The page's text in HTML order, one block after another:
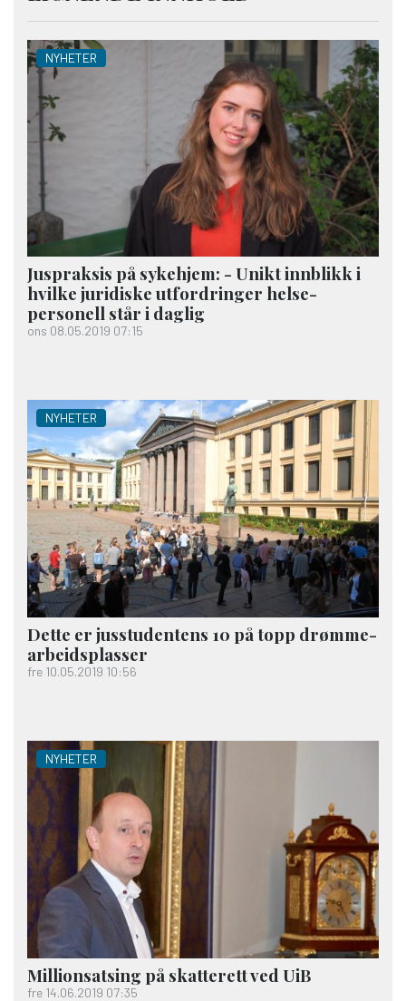
NYHETER
Juspraksis på sykehjem: - Unikt innblikk i
hvilke juridiske ut­fordringer helse­
personell står i daglig
ons 08.05.2019 07:15
NYHETER
Dette er jus­studentens 10 på topp drømme­
arbeidsplasser
fre 10.05.2019 10:56
NYHETER
Million­satsing på skatte­rett ved UiB
fre 14.06.2019 07:35